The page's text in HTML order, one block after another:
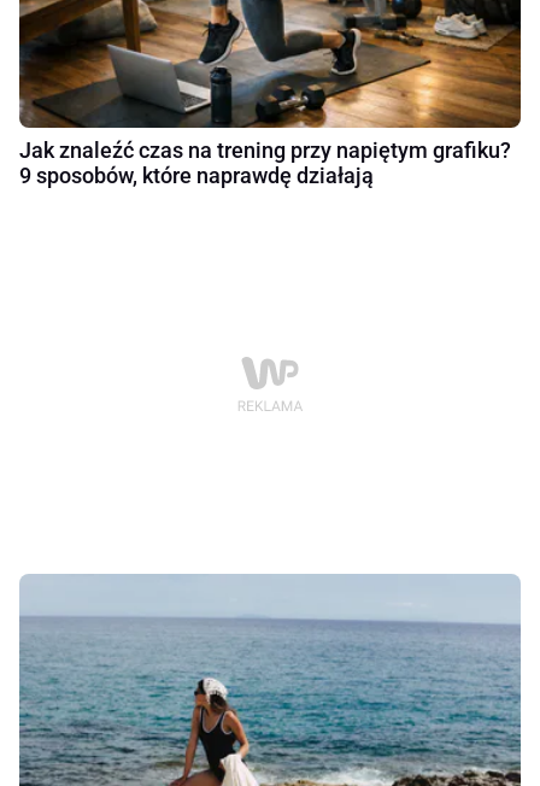
Jak znaleźć czas na trening przy napiętym grafiku?
9 sposobów, które naprawdę działają